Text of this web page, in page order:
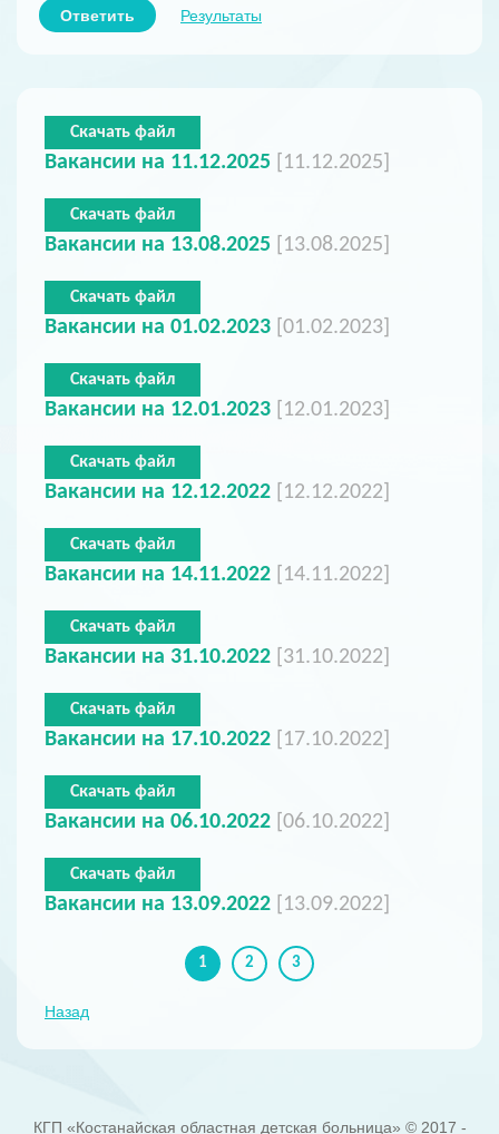
Ответить Результаты
Скачать файл
Вакансии на 11.12.2025 [11.12.2025]
Скачать файл
Вакансии на 13.08.2025 [13.08.2025]
Скачать файл
Вакансии на 01.02.2023 [01.02.2023]
Скачать файл
Вакансии на 12.01.2023 [12.01.2023]
Скачать файл
Вакансии на 12.12.2022 [12.12.2022]
Скачать файл
Вакансии на 14.11.2022 [14.11.2022]
Скачать файл
Вакансии на 31.10.2022 [31.10.2022]
Скачать файл
Вакансии на 17.10.2022 [17.10.2022]
Скачать файл
Вакансии на 06.10.2022 [06.10.2022]
Скачать файл
Вакансии на 13.09.2022 [13.09.2022]
1 2 3
Назад
КГП «Костанайская областная детская больница» © 2017 -